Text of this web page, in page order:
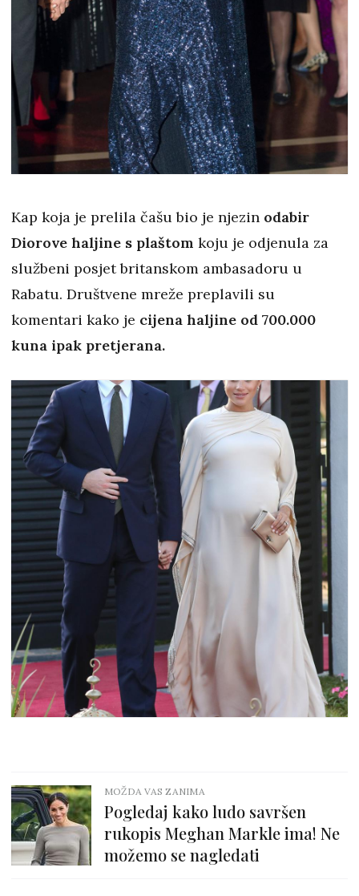
Kap koja je prelila čašu bio je njezin odabir
Diorove haljine s plaštom koju je odjenula za
službeni posjet britanskom ambasadoru u
Rabatu. Društvene mreže preplavili su
komentari kako je cijena haljine od 700.000
kuna ipak pretjerana.
MOŽDA VAS ZANIMA
Pogledaj kako ludo savršen
rukopis Meghan Markle ima! Ne
možemo se nagledati